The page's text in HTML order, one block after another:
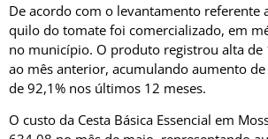
De acordo com o levantamento referente
quilo do tomate foi comercializado, em
no município. O produto registrou alta de
ao mês anterior, acumulando aumento
de 92,1% nos últimos 12 meses.
O custo da Cesta Básica Essencial em